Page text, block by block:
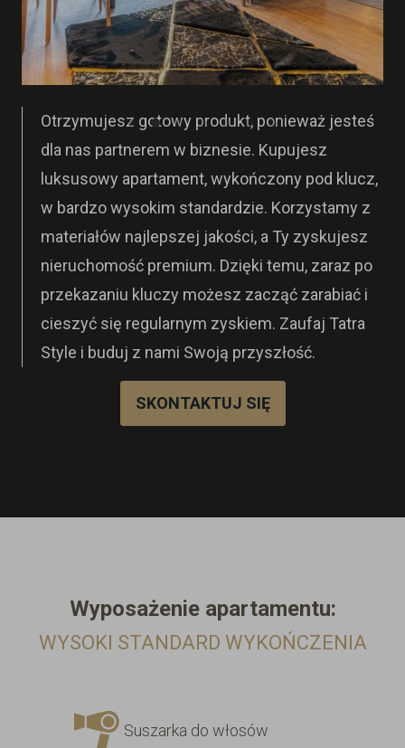
Otrzymujesz gotowy produkt, ponieważ jesteś
dla nas partnerem w biznesie. Kupujesz
luksusowy apartament, wykończony pod klucz,
w bardzo wysokim standardzie. Korzystamy z
materiałów najlepszej jakości, a Ty zyskujesz
nieruchomość premium. Dzięki temu, zaraz po
przekazaniu kluczy możesz zacząć zarabiać i
cieszyć się regularnym zyskiem. Zaufaj Tatra
Style i buduj z nami Swoją przyszłość.
SKONTAKTUJ SIĘ
Wyposażenie apartamentu:
WYSOKI STANDARD WYKOŃCZENIA
Suszarka do włosów